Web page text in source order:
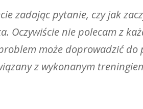
zadając pytanie, czy jak
Oczywiście nie polecam z
może doprowadzić
z wykonanym